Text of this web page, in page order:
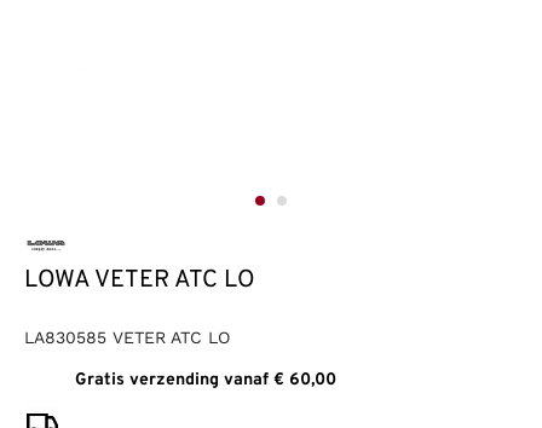
LOWA VETER ATC LO
LA830585 VETER ATC LO
Gratis verzending vanaf € 60,00